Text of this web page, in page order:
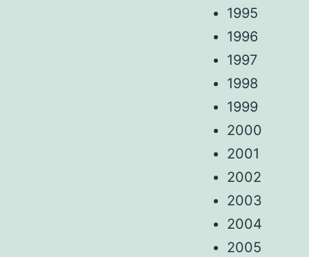
1995
1996
1997
1998
1999
2000
2001
2002
2003
2004
2005